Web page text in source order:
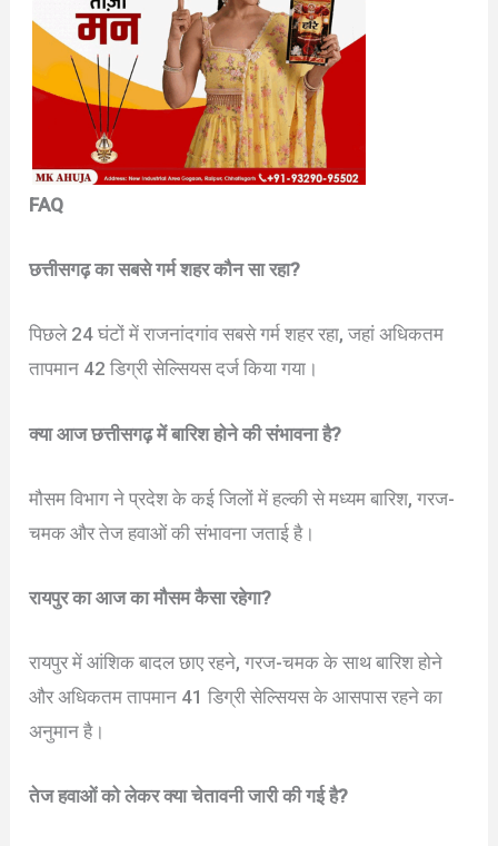
FAQ
छत्तीसगढ़ का सबसे गर्म शहर कौन सा रहा?
पिछले 24 घंटों में राजनांदगांव सबसे गर्म शहर रहा, जहां अधिकतम
तापमान 42 डिग्री सेल्सियस दर्ज किया गया।
क्या आज छत्तीसगढ़ में बारिश होने की संभावना है?
मौसम विभाग ने प्रदेश के कई जिलों में हल्की से मध्यम बारिश, गरज-
चमक और तेज हवाओं की संभावना जताई है।
रायपुर का आज का मौसम कैसा रहेगा?
रायपुर में आंशिक बादल छाए रहने, गरज-चमक के साथ बारिश होने
और अधिकतम तापमान 41 डिग्री सेल्सियस के आसपास रहने का
अनुमान है।
तेज हवाओं को लेकर क्या चेतावनी जारी की गई है?